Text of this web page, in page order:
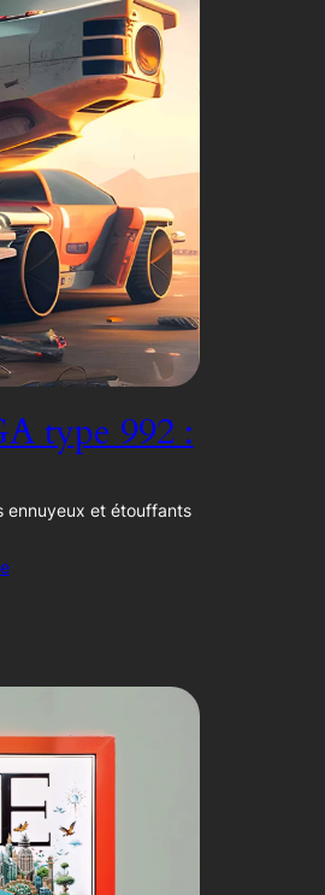
type 992 :
ennuyeux et étouffants